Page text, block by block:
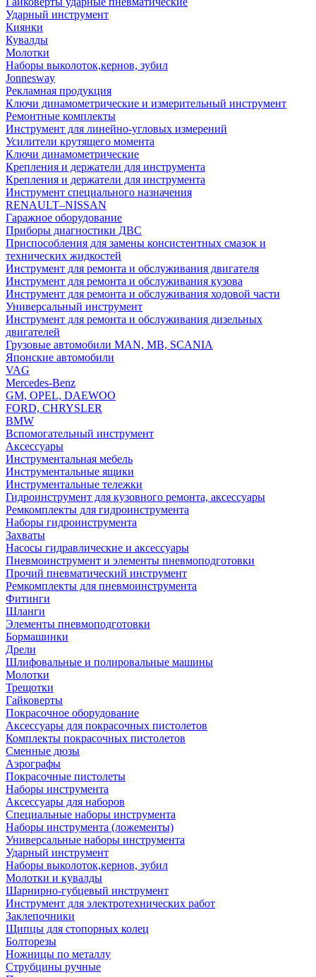
Ударный инструмент
Киянки
Кувалды
Молотки
Наборы выколоток,кернов, зубил
Jonnesway
Рекламная продукция
Ключи динамометрические и измерительный инструмент
Ремонтные комплекты
Инструмент для линейно-угловых измерений
Усилители крутящего момента
Ключи динамометрические
Крепления и держатели для инструмента
Крепления и держатели для инструмента
Инструмент специального назначения
RENAULT–NISSAN
Гаражное оборудование
Приборы диагностики ДВС
Приспособления для замены консистентных смазок и
технических жидкостей
Инструмент для ремонта и обслуживания двигателя
Инструмент для ремонта и обслуживания кузова
Инструмент для ремонта и обслуживания ходовой части
Универсальный инструмент
Инструмент для ремонта и обслуживания дизельных
двигателей
Грузовые автомобили MAN, MB, SCANIA
Японские автомобили
VAG
Mercedes-Benz
GM, OPEL, DAEWOO
FORD, CHRYSLER
BMW
Вспомогательный инструмент
Аксессуары
Инструментальная мебель
Инструментальные ящики
Инструментальные тележки
Гидроинструмент для кузовного ремонта, аксессуары
Ремкомплекты для гидроинструмента
Наборы гидроинструмента
Захваты
Насосы гидравлические и аксессуары
Пневмоинструмент и элементы пневмоподготовки
Прочий пневматический инструмент
Ремкомплекты для пневмоинструмента
Фитинги
Шланги
Элементы пневмоподготовки
Бормашинки
Дрели
Шлифовальные и полировальные машины
Молотки
Трещотки
Гайковерты
Покрасочное оборудование
Аксессуары для покрасочных пистолетов
Комплекты покрасочных пистолетов
Сменные дюзы
Аэрографы
Покрасочные пистолеты
Наборы инструмента
Аксессуары для наборов
Специальные наборы инструмента
Наборы инструмента (ложементы)
Универсальные наборы инструмента
Ударный инструмент
Наборы выколоток,кернов, зубил
Молотки и кувалды
Шарнирно-губцевый инструмент
Инструмент для электротехнических работ
Заклепочники
Щипцы для стопорных колец
Болторезы
Ножницы по металлу
Струбцины ручные